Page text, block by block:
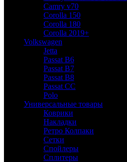
Camry v70
Corolla 150
Corolla 180
Corolla 2019+
Volkswagen
Jetta
Passat B6
Passat B7
Passat B8
Passat CC
Polo
Универсальные товары
Коврики
Накладки
Ретро Колпаки
Сетки
Спойлеры
Сплитеры